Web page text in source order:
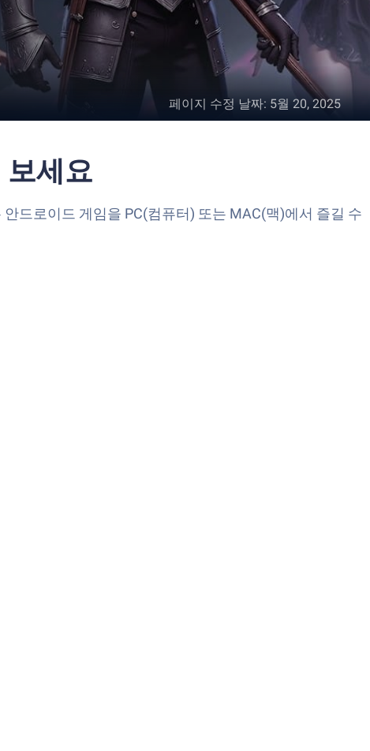
페이지 수정 날짜: 5월 20, 2025
보세요
드로이드 게임을 PC(컴퓨터) 또는 MAC(맥)에서 즐길 수